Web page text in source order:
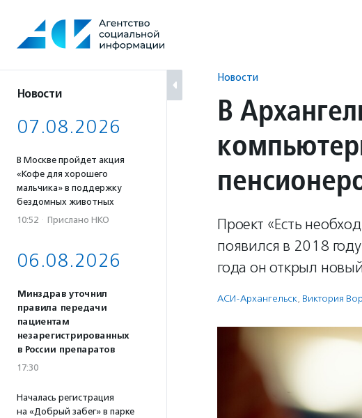
содержанию
Новости
07.08.2026
В Москве пройдет акция
«Кофе для хорошего
мальчика» в поддержку
бездомных животных
10:52 · Прислано НКО
06.08.2026
Минздрав уточнил
правила передачи
пациентам
незарегистрированных
в России препаратов
17:30
Началась регистрация
на «Добрый забег» в парке
Новости
В
Проект «Есть
появился в 2018
года он открыл
АСИ-Архангельск, Виктория